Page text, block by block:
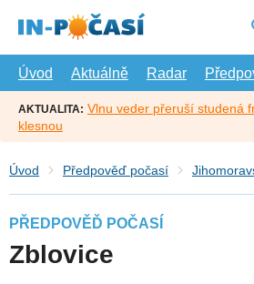
hlavní
Úvod
Aktuálně Radar
AKTUALITA: Vlnu veder přeruší studená
klesnou
Úvod Předpověď počasí
PŘEDPOVĚĎ POČASÍ
Zblovice